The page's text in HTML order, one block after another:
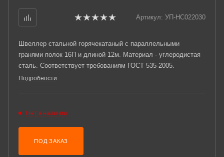
Артикул: УП-НС022030
Швеллер стальной горячекатаный с параллельными
гранями полок 16П и длиной 12м. Материал - углеродистая
сталь. Соответствует требованиям ГОСТ 535-2005.
Подробности
Нет в наличии
ПОД ЗАКАЗ